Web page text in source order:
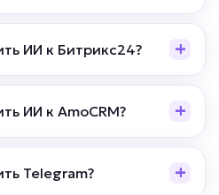
ИИ к Битрикс24?
ИИ к AmoCRM?
Telegram?